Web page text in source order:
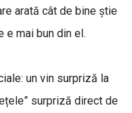
arată cât de bine știe
e mai bun din el.
un vin surpriză la
surpriză direct de